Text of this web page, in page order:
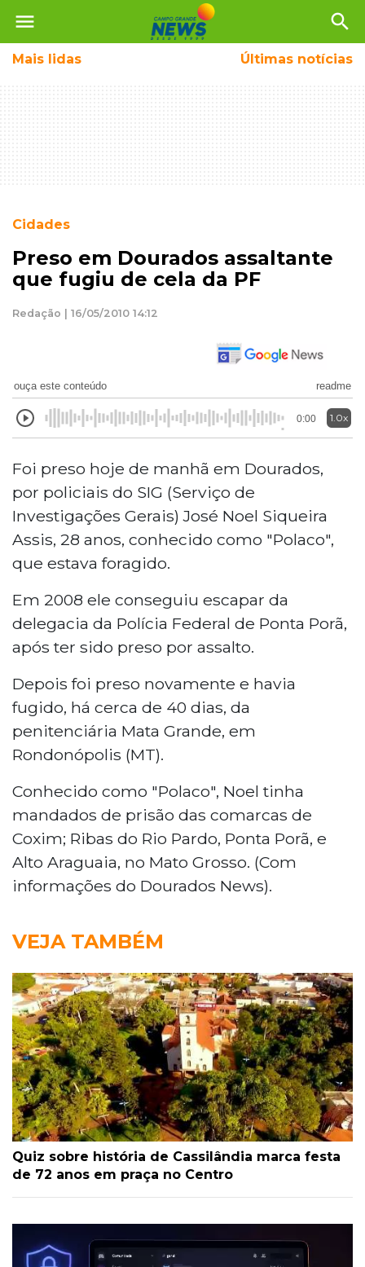
menu search
Mais lidas Últimas notícias
Cidades
Preso em Dourados assaltante
que fugiu de cela da PF
Redação | 16/05/2010 14:12
ouça este conteúdo readme
0:00 1.0x
Foi preso hoje de manhã em Dourados,
por policiais do SIG (Serviço de
Investigações Gerais) José Noel Siqueira
Assis, 28 anos, conhecido como "Polaco",
que estava foragido.
Em 2008 ele conseguiu escapar da
delegacia da Polícia Federal de Ponta Porã,
após ter sido preso por assalto.
Depois foi preso novamente e havia
fugido, há cerca de 40 dias, da
penitenciária Mata Grande, em
Rondonópolis (MT).
Conhecido como "Polaco", Noel tinha
mandados de prisão das comarcas de
Coxim; Ribas do Rio Pardo, Ponta Porã, e
Alto Araguaia, no Mato Grosso. (Com
informações do Dourados News).
VEJA TAMBÉM
Quiz sobre história de Cassilândia marca festa
de 72 anos em praça no Centro